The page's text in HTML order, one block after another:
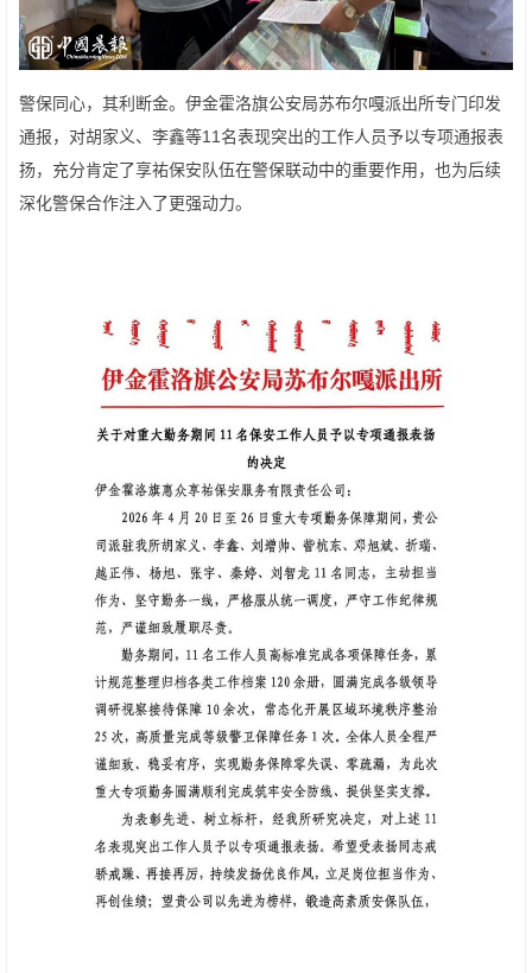
警保同心，其利断金。伊金霍洛旗公安局苏布尔嘎派出所专门印发
通报，对胡家义、李鑫等11名表现突出的工作人员予以专项通报表
扬，充分肯定了享祐保安队伍在警保联动中的重要作用，也为后续
深化警保合作注入了更强动力。